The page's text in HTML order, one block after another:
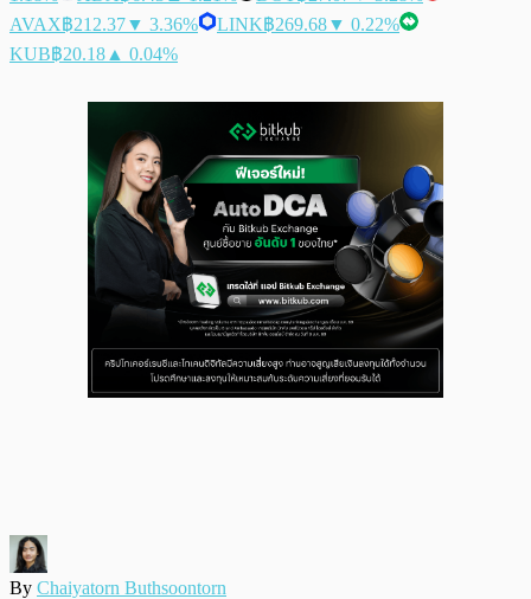
AVAX฿212.37▼ 3.36% LINK฿269.68▼ 0.22%
KUB฿20.18 ▲ 0.04%
By Chaiyatorn Buthsoontorn